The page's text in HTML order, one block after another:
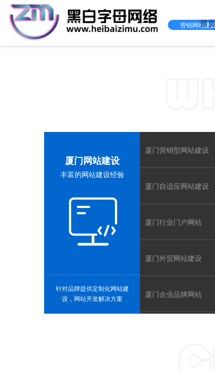
营销网站建
首
黑白
厦门
社区电商、直播种草、等等
厦门网站建设
丰富的网站建设经验
针对品牌提供定制化网站建
设，网站开发解决方案
厦门营销型网站建设
厦门自适应网站建设
厦门行业门户网站
厦门外贸网站建设
厦门企业品牌网站